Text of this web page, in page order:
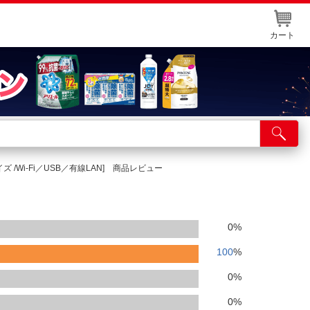
カート
舗サービス
ト取り置き
ズ /Wi-Fi／USB／有線LAN] 商品レビュー
0%
100%
0%
0%